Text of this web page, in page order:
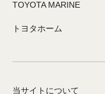
TOYOTA MARINE
トヨタホーム
当サイトについて